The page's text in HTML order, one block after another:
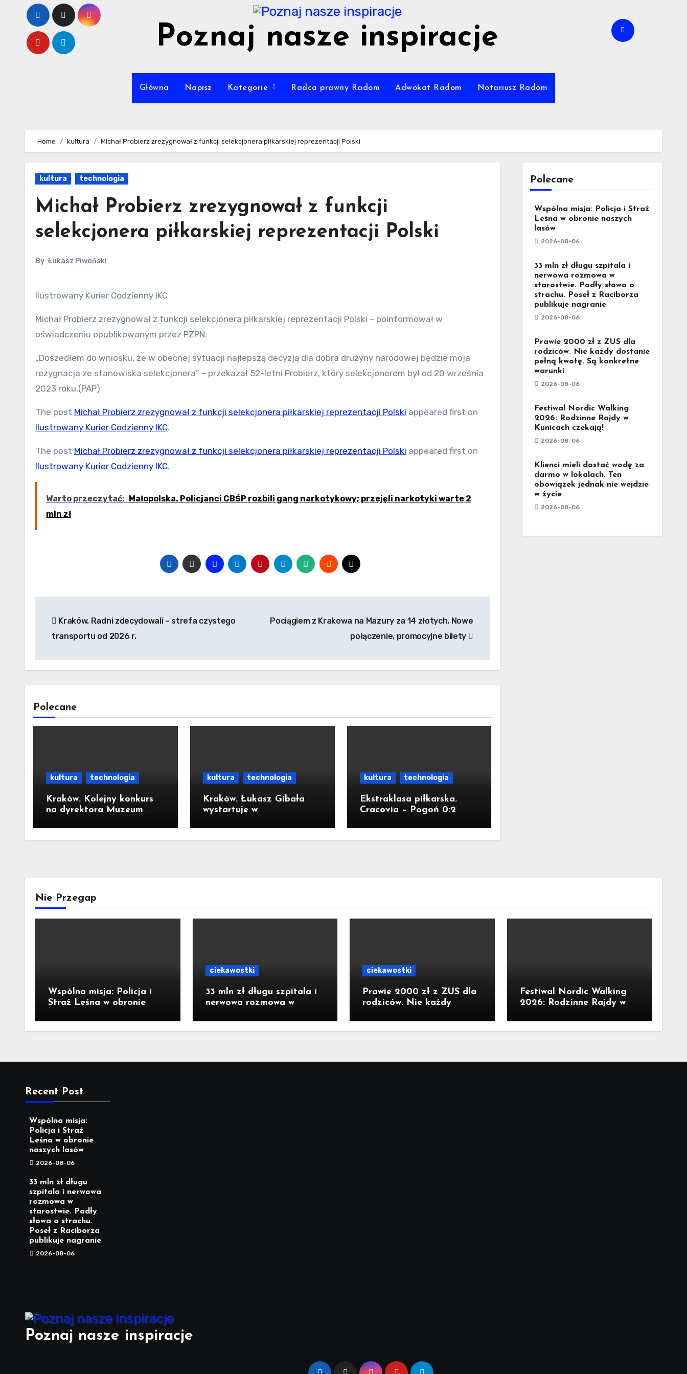
content
Poznaj nasze inspiracje
Główna Napisz Kategorie Radca prawny Radom Adwokat Radom Notariusz Radom
Home kultura Michał Probierz zrezygnował z funkcji selekcjonera piłkarskiej reprezentacji Polski
kultura technologia
Michał Probierz zrezygnował z funkcji
selekcjonera piłkarskiej reprezentacji Polski
By Łukasz Piwoński
Ilustrowany Kurier Codzienny IKC
Michał Probierz zrezygnował z funkcji selekcjonera piłkarskiej reprezentacji Polski – poinformował w
oświadczeniu opublikowanym przez PZPN.
„Doszedłem do wniosku, że w obecnej sytuacji najlepszą decyzją dla dobra drużyny narodowej będzie moja
rezygnacja ze stanowiska selekcjonera” – przekazał 52-letni Probierz, który selekcjonerem był od 20 września
2023 roku.(PAP)
The post Michał Probierz zrezygnował z funkcji selekcjonera piłkarskiej reprezentacji Polski appeared first on
Ilustrowany Kurier Codzienny IKC.
The post Michał Probierz zrezygnował z funkcji selekcjonera piłkarskiej reprezentacji Polski appeared first on
Ilustrowany Kurier Codzienny IKC.
Warto przeczytać: Małopolska. Policjanci CBŚP rozbili gang narkotykowy; przejęli narkotyki warte 2
mln zł
wpisu
Kraków. Radni zdecydowali – strefa czystego
transportu od 2026 r.
Pociągiem z Krakowa na Mazury za 14 złotych. Nowe
połączenie, promocyjne bilety
Polecane
kultura technologia
Kraków. Kolejny konkurs
na dyrektora Muzeum
kultura technologia
Kraków. Łukasz Gibała
wystartuje w
wyborach na prezydenta
miasta
kultura technologia
Ekstraklasa piłkarska.
Cracovia – Pogoń 0:2
Polecane
Wspólna misja: Policja i Straż
Leśna w obronie naszych
lasów
2026-08-06
33 mln zł długu szpitala i
nerwowa rozmowa w
starostwie. Padły słowa o
strachu. Poseł z Raciborza
publikuje nagranie
2026-08-06
Prawie 2000 zł z ZUS dla
rodziców. Nie każdy dostanie
pełną kwotę. Są konkretne
warunki
2026-08-06
Festiwal Nordic Walking
2026: Rodzinne Rajdy w
Kunicach czekają!
2026-08-06
Klienci mieli dostać wodę za
darmo w lokalach. Ten
obowiązek jednak nie wejdzie
w życie
2026-08-06
Nie Przegap
Wspólna misja: Policja i
Straż Leśna w obronie
ciekawostki
33 mln zł długu szpitala i
nerwowa rozmowa w
strachu. Poseł z Raciborza
ciekawostki
Prawie 2000 zł z ZUS dla
rodziców. Nie każdy
konkretne warunki
Festiwal Nordic Walking
2026: Rodzinne Rajdy w
Recent Post
Wspólna misja:
Policja i Straż
Leśna w obronie
naszych lasów
2026-08-06
33 mln zł długu
szpitala i nerwowa
rozmowa w
starostwie. Padły
słowa o strachu.
Poseł z Raciborza
publikuje nagranie
2026-08-06
Poznaj nasze inspiracje